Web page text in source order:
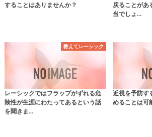
することはありませんか？
戻ることがあ
当でしょ…
教えてレーシック
レーシックではフラップがずれる危
険性が生涯にわたってあるという話
を聞きま…
近視を予防す
めることは可